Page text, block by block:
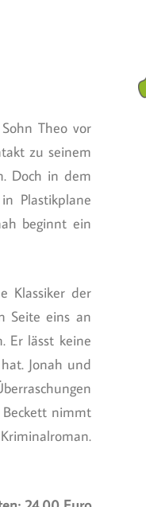
Theo vor
zu seinem
Doch in dem
Plastikplane
beginnt ein
Klassiker der
Seite eins an
Er lässt keine
Jonah und
Beckett nimmt